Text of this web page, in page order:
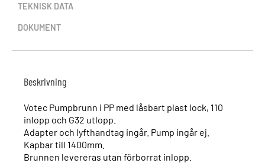
TEKNISK DATA
DOKUMENT
Beskrivning
Votec Pumpbrunn i PP med låsbart plast lock, 110
inlopp och G32 utlopp.
Adapter och lyfthandtag ingår. Pump ingår ej.
Kapbar till 1400mm.
Brunnen levereras utan förborrat inlopp.